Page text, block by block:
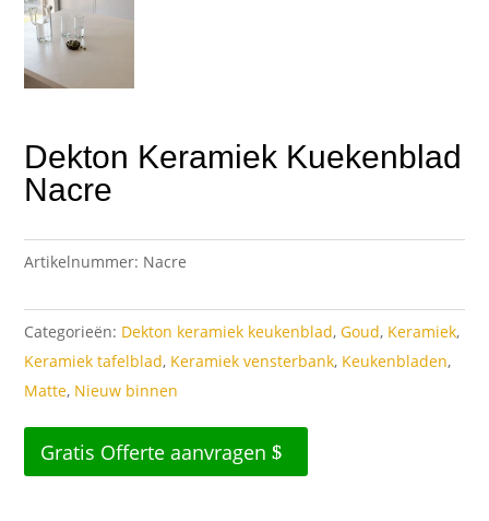
Dekton Keramiek Kuekenblad
Nacre
Artikelnummer: Nacre
Categorieën: Dekton keramiek keukenblad,Goud, Keramiek,
Keramiek tafelblad, Keramiek vensterbank, Keukenbladen,
Matte, Nieuw binnen
Gratis Offerte aanvragen